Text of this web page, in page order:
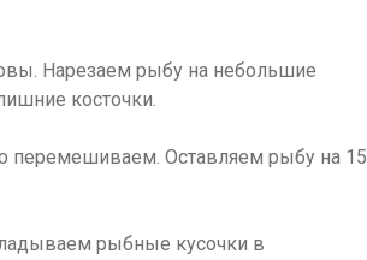
Нарезаем рыбу на небольшие
косточки.
Оставляем рыбу на 15
рыбные кусочки в